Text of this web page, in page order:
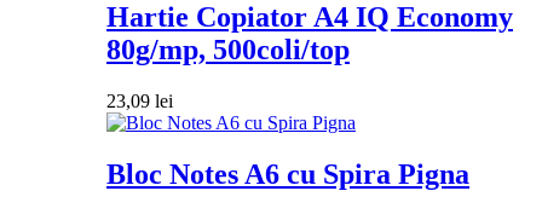
Hartie Copiator A4 IQ Economy
80g/mp, 500coli/top
23,09 lei
Bloc Notes A6 cu Spira Pigna